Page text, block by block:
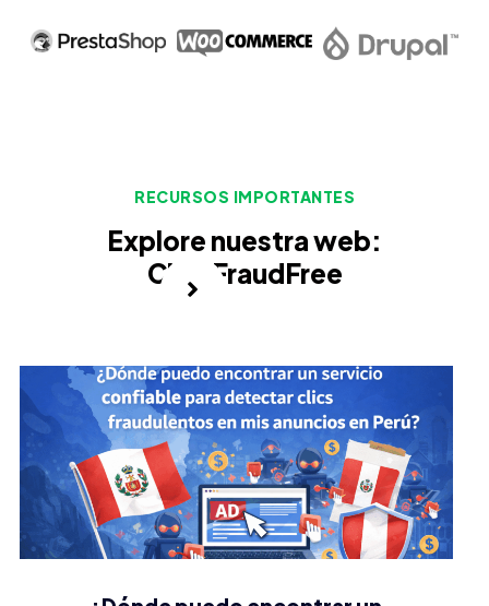
RECURSOS IMPORTANTES
Explore nuestra web:
ClickFraudFree